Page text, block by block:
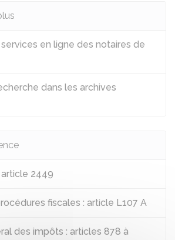
en ligne des notaires de
dans les archives
2449
fiscales : article L107 A
des impôts : articles 878 à